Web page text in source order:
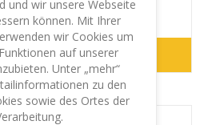
MwSt. zzgl. Versand
WEITER
und wir unsere Webseite
können. Mit Ihrer
wir Cookies um
auf unserer
Unter „mehr“
zu den
sowie des Ortes der